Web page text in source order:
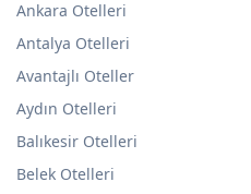
Ankara Otelleri
Antalya Otelleri
Avantajlı Oteller
Aydın Otelleri
Balıkesir Otelleri
Belek Otelleri